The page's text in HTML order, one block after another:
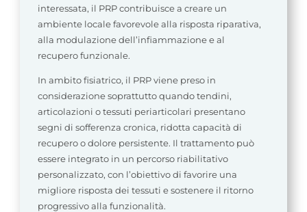
interessata, il PRP contribuisce a creare un
ambiente locale favorevole alla risposta riparativa,
alla modulazione dell’infiammazione e al
recupero funzionale.
In ambito fisiatrico, il PRP viene preso in
considerazione soprattutto quando tendini,
articolazioni o tessuti periarticolari presentano
segni di sofferenza cronica, ridotta capacità di
recupero o dolore persistente. Il trattamento può
essere integrato in un percorso riabilitativo
personalizzato, con l’obiettivo di favorire una
migliore risposta dei tessuti e sostenere il ritorno
progressivo alla funzionalità.